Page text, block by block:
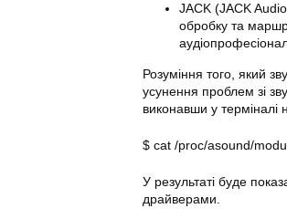
JACK (JACK
обробку та
Розуміння того, який
усунення проблем зі
виконавши у терміналі
$ cat /proc/asound/
У результаті буде
драйверами.